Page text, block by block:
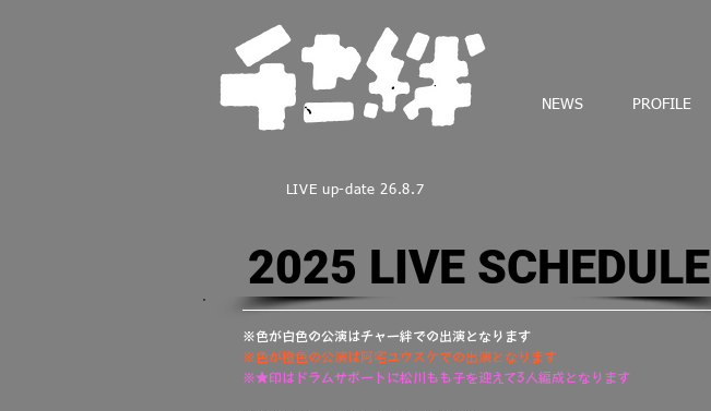
LIVE up-date 26.8.7
NEWS PROFILE
2025 LIVE SCHEDULE
※色が白色の公演はチャー絆での出演となります
※色が橙色の公演は阿宅ユウスケでの出演となります
※★印はドラムサポートに松川もも子を迎えて3人編成となります